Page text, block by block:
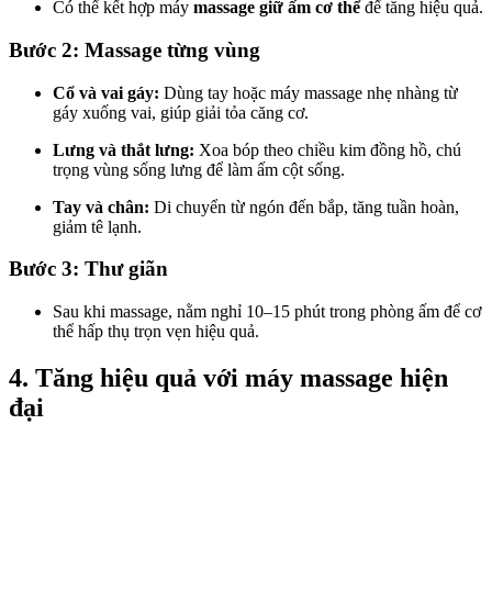
Có thể kết hợp máy massage giữ ấm cơ thểđể tăng hiệu quả.
Bước 2: Massage từng vùng
Cổ và vai gáy: Dùng tay hoặc máy massage nhẹ nhàng từ
gáy xuống vai, giúp giải tỏa căng cơ.
Lưng và thắt lưng: Xoa bóp theo chiều kim đồng hồ, chú
trọng vùng sống lưng để làm ấm cột sống.
Tay và chân: Di chuyển từ ngón đến bắp, tăng tuần hoàn,
giảm tê lạnh.
Bước 3: Thư giãn
Sau khi massage, nằm nghỉ 10–15 phút trong phòng ấm để cơ
thể hấp thụ trọn vẹn hiệu quả.
4. Tăng hiệu quả với máy massage hiện
đại